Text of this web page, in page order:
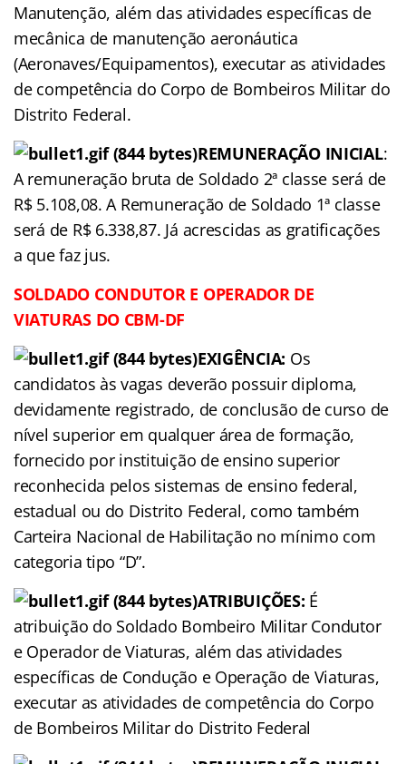
Manutenção, além das atividades específicas de
mecânica de manutenção aeronáutica
(Aeronaves/Equipamentos), executar as atividades
de competência do Corpo de Bombeiros Militar do
Distrito Federal.
REMUNERAÇÃO INICIAL:
A remuneração bruta de Soldado 2ª classe será de
R$ 5.108,08. A Remuneração de Soldado 1ª classe
será de R$ 6.338,87. Já acrescidas as gratificações
a que faz jus.
SOLDADO CONDUTOR E OPERADOR DE
VIATURAS DO CBM-DF
EXIGÊNCIA: Os
candidatos às vagas deverão possuir diploma,
devidamente registrado, de conclusão de curso de
nível superior em qualquer área de formação,
fornecido por instituição de ensino superior
reconhecida pelos sistemas de ensino federal,
estadual ou do Distrito Federal, como também
Carteira Nacional de Habilitação no mínimo com
categoria tipo “D”.
ATRIBUIÇÕES: É
atribuição do Soldado Bombeiro Militar Condutor
e Operador de Viaturas, além das atividades
específicas de Condução e Operação de Viaturas,
executar as atividades de competência do Corpo
de Bombeiros Militar do Distrito Federal